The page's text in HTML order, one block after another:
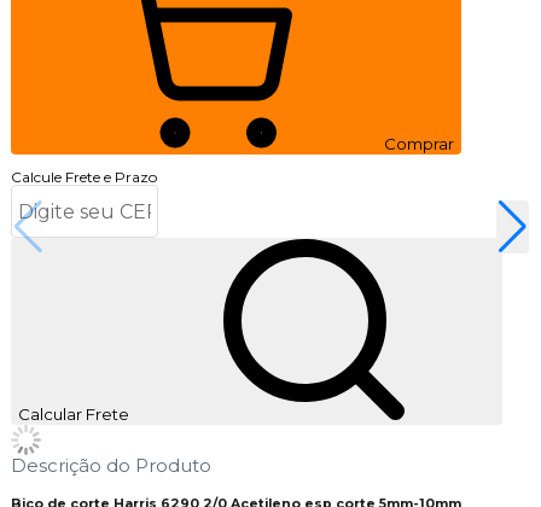
Comprar
Calcule Frete e Prazo
Calcular Frete
Descrição do Produto